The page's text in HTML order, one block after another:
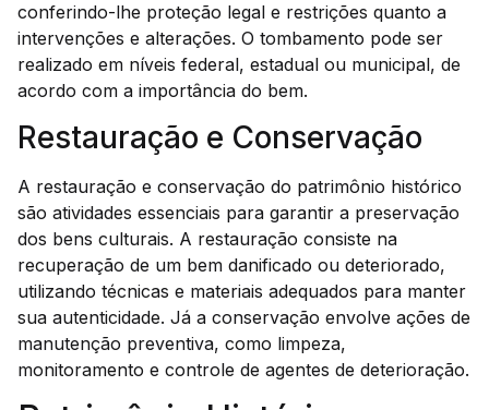
conferindo-lhe proteção legal e restrições quanto a
intervenções e alterações. O tombamento pode ser
realizado em níveis federal, estadual ou municipal, de
acordo com a importância do bem.
Restauração e Conservação
A restauração e conservação do patrimônio histórico
são atividades essenciais para garantir a preservação
dos bens culturais. A restauração consiste na
recuperação de um bem danificado ou deteriorado,
utilizando técnicas e materiais adequados para manter
sua autenticidade. Já a conservação envolve ações de
manutenção preventiva, como limpeza,
monitoramento e controle de agentes de deterioração.